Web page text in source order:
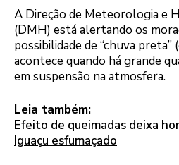
A Direção de Meteorologia e
(DMH) está alertando os
possibilidade de “chuva preta”
acontece quando há grande
em suspensão na atmosfera.
Leia também:
Efeito de queimadas deixa
Iguaçu esfumaçado